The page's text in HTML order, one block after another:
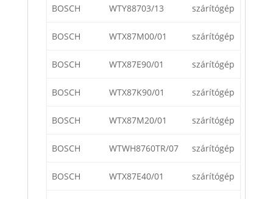
BOSCH WTY88703/13 szárítógép
BOSCH WTX87M00/01 szárítógép
BOSCH WTX87E90/01 szárítógép
BOSCH WTX87K90/01 szárítógép
BOSCH WTX87M20/01 szárítógép
BOSCH WTWH8760TR/07 szárítógép
BOSCH WTX87E40/01 szárítógép